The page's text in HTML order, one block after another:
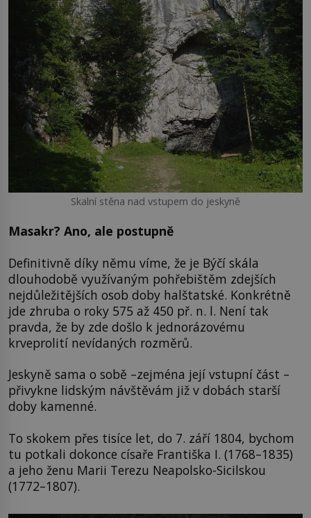
Skalní stěna nad vstupem do jeskyně
Masakr? Ano, ale postupně
Definitivně díky němu víme, že je Býčí skála
dlouhodobě využívaným pohřebištěm zdejších
nejdůležitějších osob doby halštatské. Konkrétně
jde zhruba o roky 575 až 450 př. n. l. Není tak
pravda, že by zde došlo k jednorázovému
krveprolití nevídaných rozměrů.
Jeskyně sama o sobě –zejména její vstupní část –
přivykne lidským návštěvám již v dobách starší
doby kamenné.
To skokem přes tisíce let, do 7. září 1804, bychom
tu potkali dokonce císaře Františka I. (1768–1835)
a jeho ženu Marii Terezu Neapolsko-Sicilskou
(1772–1807).